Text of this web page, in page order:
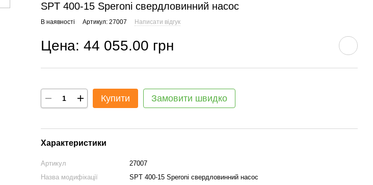
SPT 400-15 Speroni свердловинний насос
В наявності Артикул: 27007 Написати відгук
Цена: 44 055.00 грн
Купити Замовити швидко
Характеристики
Артикул
27007
Назва модифікації
SPT 400-15 Speroni свердловинний насос